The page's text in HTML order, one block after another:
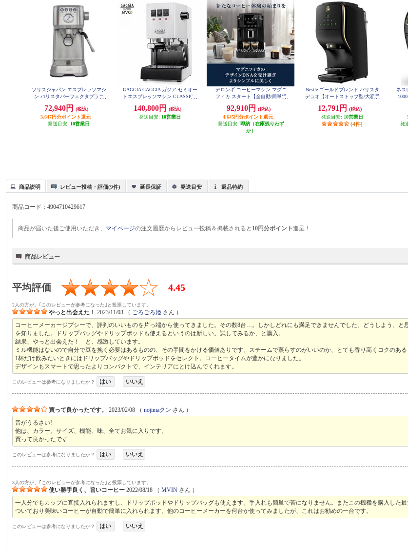
ソリスジャパン エスプレッソマシ
ン バリスタパーフェクタプラス
72,940円
(税込)
3,647円分ポイント還元
発送目安: 10営業日
GAGGIA GAGGIA ガジア セミオー
トエスプレッソマシン CLASSIC e
イト SIN035R-WH
140,800円
(税込)
発送目安: 10営業日
デロンギ コーヒーマシン マグニ
フィカ スタート【全自動/簡単操
92,910円
(税込)
4,645円分ポイント還元
発送目安: 即納（在庫残りわず
か）
Nestle ゴールドブレンド バリスタ
デュオ【オートストップ型/大容量
7PB
12,791円
(税込)
発送目安: 10営業日
(4件)
ネス
発
商品説明 レビュー投稿・評価(9件) 延長保証 発送目安 返品特約
商品コード：4904710429617
商品が届いた後ご使用いただき、 マイページの注文履歴からレビュー投稿＆掲載されると 10円分ポイント進呈！
商品レビュー
平均評価 4.45
2人の方が、｢このレビューが参考になった｣と投票しています。
やっと出会えた！ 2023/11/03 （ ごろごろ姫 さん ）
コーヒーメーカージプシーで、評判のいいものを片っ端から使ってきました。その数8台…。しかしどれにも満足できませんでした。どうしよう、と
を知りました。ドリップバッグやドリップポッドも使えるというのは新しい。試してみるか、と購入。
結果、やっと出会えた！ と、感激しています。
ミル機能はないので自分で豆を挽く必要はあるものの、その手間をかける価値ありです。スチームで蒸らすのがいいのか、とても香り高くコクのある
1杯だけ飲みたいときにはドリップバッグやドリップポッドをセレクト。コーヒータイムが豊かになりました。
デザインもスマートで思ったよりコンパクトで、インテリアにとけ込んでくれます。
このレビューは参考になりましたか？ はい いいえ
買って良かったです。 2023/02/08 （nojimaクン さん ）
音がうるさい!
他は、カラー、サイズ、機能、味、全てお気に入りです。
買って良かったです
このレビューは参考になりましたか？ はい いいえ
3人の方が、｢このレビューが参考になった｣と投票しています。
使い勝手良く、旨いコーヒー 2022/08/18 （MVIN さん ）
一人分でもカップに直接入れられますし、ドリップポッドやドリップバッグも使えます。手入れも簡単で苦になりません。またこの機種を購入した
ついており美味いコーヒーが自動で簡単に入れられます。他のコーヒーメーカーを何台か使ってみましたが、これはお勧めの一台です。
このレビューは参考になりましたか？ はい いいえ